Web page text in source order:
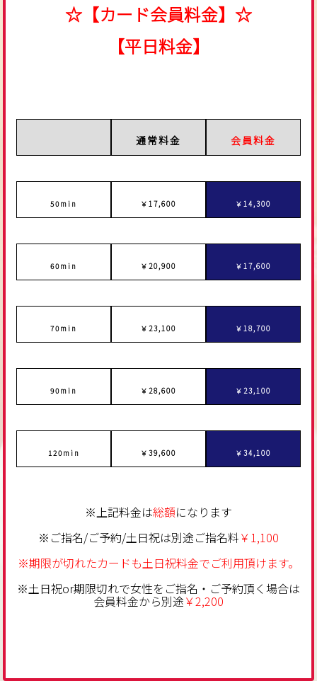
☆【カード会員料金】☆
【平日料金】
通常料金 会員料金
50min ￥17,600 ￥14,300
60min ￥20,900 ￥17,600
70min ￥23,100 ￥18,700
90min ￥28,600 ￥23,100
120min ￥39,600 ￥34,100
※上記料金は総額になります
※ご指名/ご予約/土日祝は別途ご指名料￥1,100
※期限が切れたカードも土日祝料金でご利用頂けます。
※土日祝or期限切れで女性をご指名・ご予約頂く場合は
会員料金から別途￥2,200